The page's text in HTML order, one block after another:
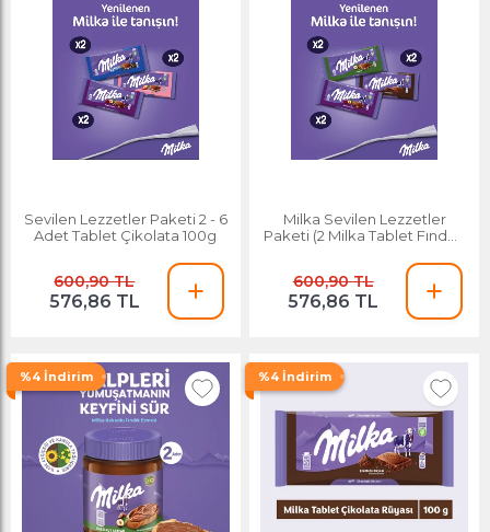
Sevilen Lezzetler Paketi 2 - 6
Adet Tablet Çikolata 100g
600,90 TL
576,86 TL
Milka Sevilen Lezzetler
Paketi (2 Milka Tablet Fındıklı
Üzüm Fındıklı 80g, 2 Milka
Tablet Çikolata Rüyası 100g )
- 6 Adet Tablet Çikolata
600,90 TL
576,86 TL
%4 İndirim %4 İndirim